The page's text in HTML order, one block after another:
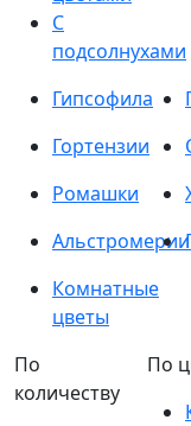
С
подсолнухами
Гипсофила
Гортензии
Ромашки
Альстромерии
Комнатные
цветы
По
количеству
По